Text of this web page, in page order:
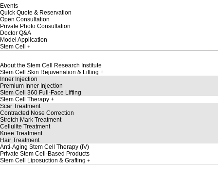
Events
Quick Quote & Reservation
Open Consultation
Private Photo Consultation
Doctor Q&A
Model Application
Stem Cell
About the Stem Cell Research Institute
Stem Cell Skin Rejuvenation & Lifting
Inner Injection
Premium Inner Injection
Stem Cell 360 Full-Face Lifting
Stem Cell Therapy
Scar Treatment
Contracted Nose Correction
Stretch Mark Treatment
Cellulite Treatment
Knee Treatment
Hair Treatment
Anti-Aging Stem Cell Therapy (IV)
Private Stem Cell-Based Products
Stem Cell Liposuction & Grafting